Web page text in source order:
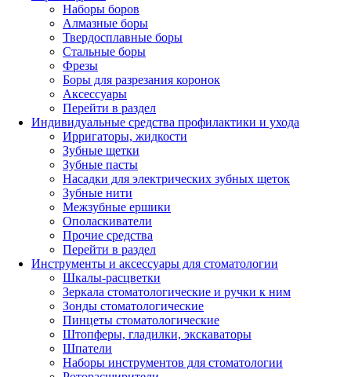
Наборы боров
Алмазные боры
Твердосплавные боры
Стальные боры
Фрезы
Боры для разрезания коронок
Аксессуары
Перейти в раздел
Индивидуальные средства профилактики и ухода
Ирригаторы, жидкости
Зубные щетки
Зубные пасты
Насадки для электрических зубных щеток
Зубные нити
Межзубные ершики
Ополаскиватели
Прочие средства
Перейти в раздел
Инструменты и аксессуары для стоматологии
Шкалы-расцветки
Зеркала стоматологические и ручки к ним
Зонды стоматологические
Пинцеты стоматологические
Штопферы, гладилки, экскаваторы
Шпатели
Наборы инструментов для стоматологии